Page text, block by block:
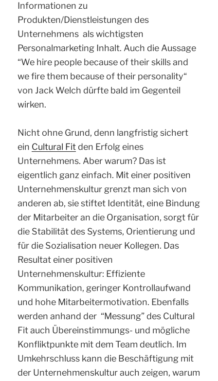
Informationen zu
Produkten/Dienstleistungen des
Unternehmens als wichtigsten
Personalmarketing Inhalt. Auch die Aussage
“We hire people because of their skills and
we fire them because of their personality“
von Jack Welch dürfte bald im Gegenteil
wirken.
Nicht ohne Grund, denn langfristig sichert
ein Cultural Fitden Erfolg eines
Unternehmens. Aber warum? Das ist
eigentlich ganz einfach. Mit einer positiven
Unternehmenskultur grenzt man sich von
anderen ab, sie stiftet Identität, eine Bindung
der Mitarbeiter an die Organisation, sorgt für
die Stabilität des Systems, Orientierung und
für die Sozialisation neuer Kollegen. Das
Resultat einer positiven
Unternehmenskultur: Effiziente
Kommunikation, geringer Kontrollaufwand
und hohe Mitarbeitermotivation. Ebenfalls
werden anhand der “Messung” des Cultural
Fit auch Übereinstimmungs- und mögliche
Konfliktpunkte mit dem Team deutlich. Im
Umkehrschluss kann die Beschäftigung mit
der Unternehmenskultur auch zeigen, warum